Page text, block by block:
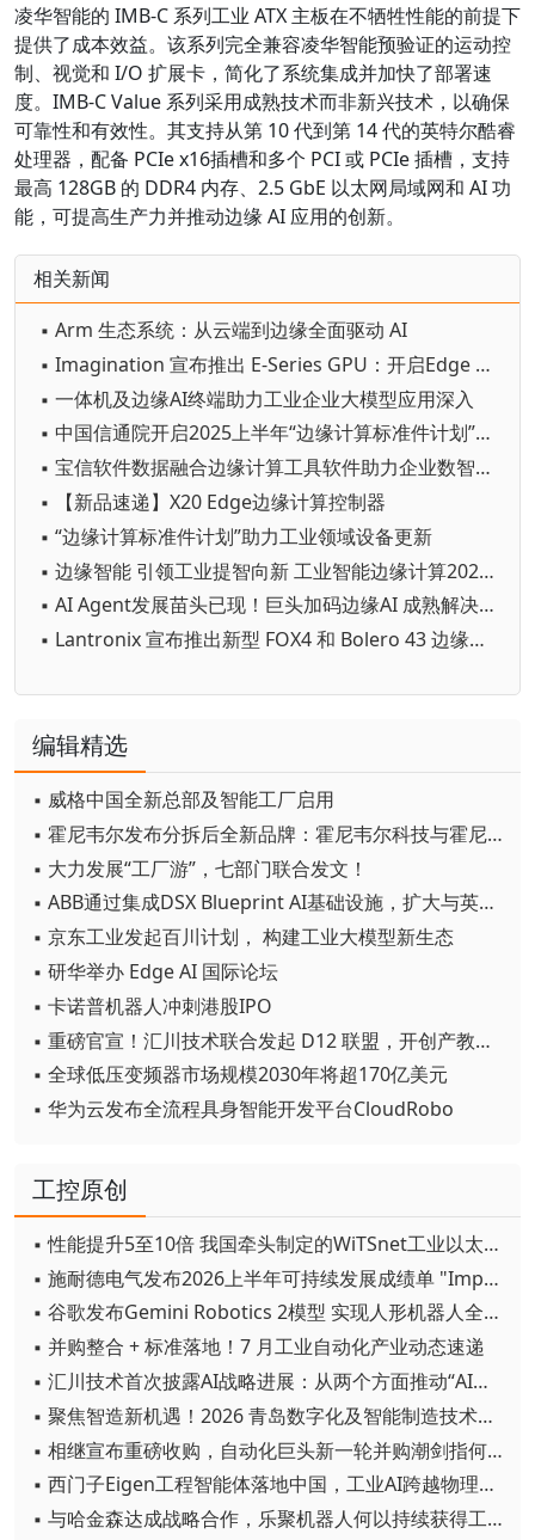
凌华智能的 IMB-C 系列工业 ATX 主板在不牺牲性能的前提下
提供了成本效益。该系列完全兼容凌华智能预验证的运动控
制、视觉和 I/O 扩展卡，简化了系统集成并加快了部署速
度。IMB-C Value 系列采用成熟技术而非新兴技术，以确保
可靠性和有效性。其支持从第 10 代到第 14 代的英特尔酷睿
处理器，配备 PCIe x16插槽和多个 PCI 或 PCIe 插槽，支持
最高 128GB 的 DDR4 内存、2.5 GbE 以太网局域网和 AI 功
能，可提高生产力并推动边缘 AI 应用的创新。
相关新闻
▪ Arm 生态系统：从云端到边缘全面驱动 AI
▪ Imagination 宣布推出 E-Series GPU：开启Edge AI 与图形处理新时代
▪ 一体机及边缘AI终端助力工业企业大模型应用深入
▪ 中国信通院开启2025上半年“边缘计算标准件计划”产品测试征集
▪ 宝信软件数据融合边缘计算工具软件助力企业数智化转型
▪ 【新品速递】X20 Edge边缘计算控制器
▪ “边缘计算标准件计划”助力工业领域设备更新
▪ 边缘智能 引领工业提智向新 工业智能边缘计算2024年会成功举办
▪ AI Agent发展苗头已现！巨头加码边缘AI 成熟解决方案涌现 驱动千亿美金市场
▪ Lantronix 宣布推出新型 FOX4 和 Bolero 43 边缘计算跟踪器，扩展其屡获殊荣的远程信息处理网关系列
编辑精选
▪ 威格中国全新总部及智能工厂启用
▪ 霍尼韦尔发布分拆后全新品牌：霍尼韦尔科技与霍尼韦尔航空航天
▪ 大力发展“工厂游”，七部门联合发文！
▪ ABB通过集成DSX Blueprint AI基础设施，扩大与英伟达的合作
▪ 京东工业发起百川计划， 构建工业大模型新生态
▪ 研华举办 Edge AI 国际论坛
▪ 卡诺普机器人冲刺港股IPO
▪ 重磅官宣！汇川技术联合发起 D12 联盟，开创产教融合新范式
▪ 全球低压变频器市场规模2030年将超170亿美元
▪ 华为云发布全流程具身智能开发平台CloudRobo
工控原创
▪ 性能提升5至10倍 我国牵头制定的WiTSnet工业以太网国际标准正式发布
▪ 施耐德电气发布2026上半年可持续发展成绩单 "Impact 2030"路线图开局稳健
▪ 谷歌发布Gemini Robotics 2模型 实现人形机器人全身智能控制突破
▪ 并购整合 + 标准落地！7 月工业自动化产业动态速递
▪ 汇川技术首次披露AI战略进展：从两个方面推动“AI业务化”落地
▪ 聚焦智造新机遇！2026 青岛数字化及智能制造技术论坛圆满落幕
▪ 相继宣布重磅收购，自动化巨头新一轮并购潮剑指何方？
▪ 西门子Eigen工程智能体落地中国，工业AI跨越物理世界“确定性”拐点
▪ 与哈金森达成战略合作，乐聚机器人何以持续获得工业巨头青睐？